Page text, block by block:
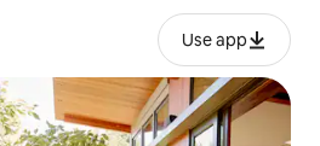
Use app